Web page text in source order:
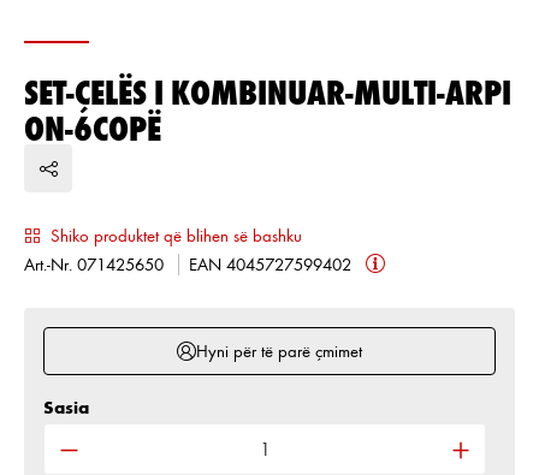
SET-ÇELËS I KOMBINUAR-MULTI-ARPI
ON-6COPË
Shiko produktet që blihen së bashku
Art.-Nr. 071425650
EAN 4045727599402
Hyni për të parë çmimet
Sasia e produktit: Shkruani sasinë e dëshiruar
Sasia